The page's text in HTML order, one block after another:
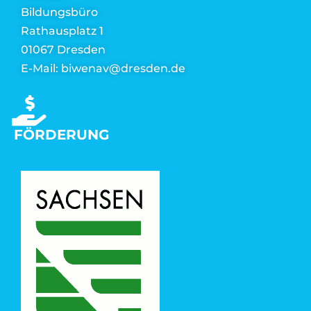
Bildungsbüro
Rathausplatz 1
01067 Dresden
E-Mail: biwenav@dresden.de
FÖRDERUNG